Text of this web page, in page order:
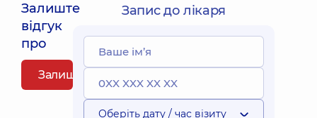
Залиште
відгук
про
Залишити відгук
Запис до лікаря
Оберіть дату / час візиту